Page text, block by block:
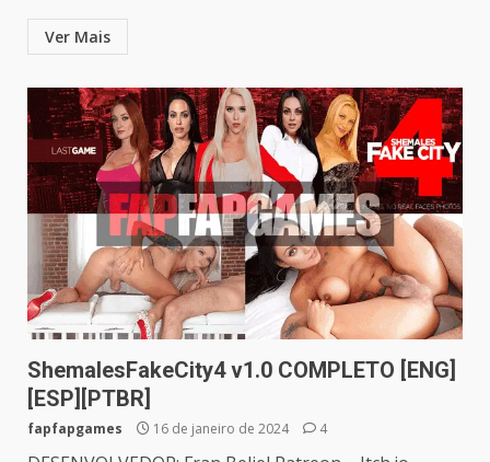
Ver Mais
ShemalesFakeCity4 v1.0 COMPLETO [ENG]
[ESP][PTBR]
fapfapgames 16 de janeiro de 2024 4